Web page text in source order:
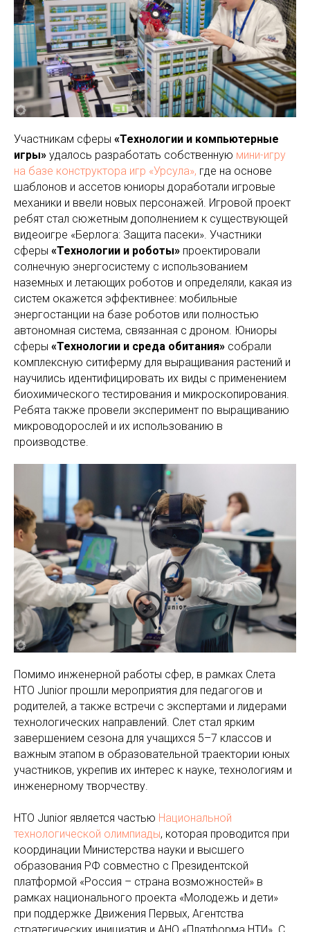
Участникам сферы «Технологии и компьютерные
игры» удалось разработать собственную мини-игру
на базе конструктора игр «Урсула», где на основе
шаблонов и ассетов юниоры доработали игровые
механики и ввели новых персонажей. Игровой проект
ребят стал сюжетным дополнением к существующей
видеоигре «Берлога: Защита пасеки». Участники
сферы «Технологии и роботы» проектировали
солнечную энергосистему с использованием
наземных и летающих роботов и определяли, какая из
систем окажется эффективнее: мобильные
энергостанции на базе роботов или полностью
автономная система, связанная с дроном. Юниоры
сферы «Технологии и среда обитания» собрали
комплексную ситиферму для выращивания растений и
научились идентифицировать их виды с применением
биохимического тестирования и микроскопирования.
Ребята также провели эксперимент по выращиванию
микроводорослей и их использованию в
производстве.
Помимо инженерной работы сфер, в рамках Слета
НТО Junior прошли мероприятия для педагогов и
родителей, а также встречи с экспертами и лидерами
технологических направлений. Слет стал ярким
завершением сезона для учащихся 5–7 классов и
важным этапом в образовательной траектории юных
участников, укрепив их интерес к науке, технологиям и
инженерному творчеству.
НТО Junior является частью Национальной
технологической олимпиады, которая проводится при
координации Министерства науки и высшего
образования РФ совместно с Президентской
платформой «Россия – страна возможностей» в
рамках национального проекта «Молодежь и дети»
при поддержке Движения Первых, Агентства
стратегических инициатив и АНО «Платформа НТИ». С